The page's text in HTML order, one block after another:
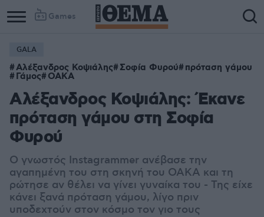
Games
GALA
Αλέξανδρος Κοψιάλης Σοφία Φυρού πρόταση γάμου
Γάμος ΟΑΚΑ
Αλέξανδρος Κοψιάλης: Έκανε
πρόταση γάμου στη Σοφία
Φυρού
Ο γνωστός Instagrammer ανέβασε την
αγαπημένη του στη σκηνή του ΟΑΚΑ και τη
ρώτησε αν θέλει να γίνει γυναίκα του - Της είχε
κάνει ξανά πρόταση γάμου, λίγο πριν
υποδεχτούν στον κόσμο τον γιο τους